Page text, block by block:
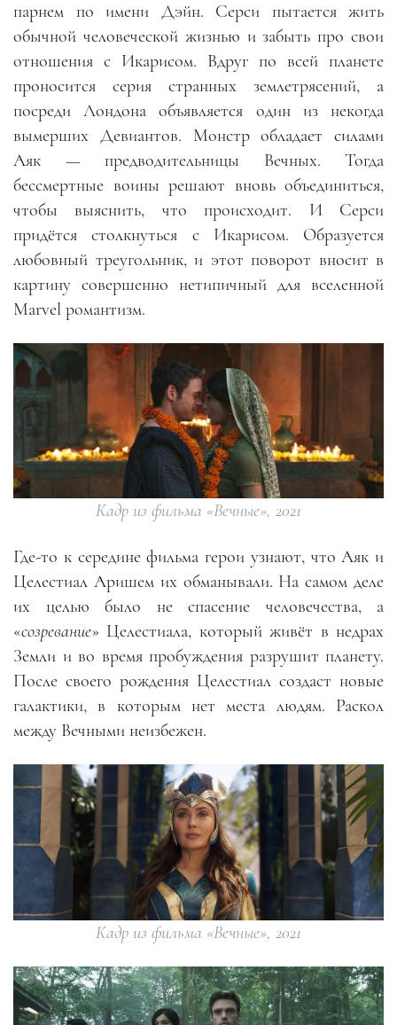
парнем по имени Дэйн. Серси пытается жить
обычной человеческой жизнью и забыть про свои
отношения с Икарисом. Вдруг по всей планете
проносится серия странных землетрясений, а
посреди Лондона объявляется один из некогда
вымерших Девиантов. Монстр обладает силами
Аяк — предводительницы Вечных. Тогда
бессмертные воины решают вновь объединиться,
чтобы выяснить, что происходит. И Серси
придётся столкнуться с Икарисом. Образуется
любовный треугольник, и этот поворот вносит в
картину совершенно нетипичный для вселенной
Marvel романтизм.
Кадр из фильма «Вечные», 2021
Где-то к середине фильма герои узнают, что Аяк и
Целестиал Аришем их обманывали. На самом деле
их целью было не спасение человечества, а
«созревание» Целестиала, который живёт в недрах
Земли и во время пробуждения разрушит планету.
После своего рождения Целестиал создаст новые
галактики, в которым нет места людям. Раскол
между Вечными неизбежен.
Кадр из фильма «Вечные», 2021